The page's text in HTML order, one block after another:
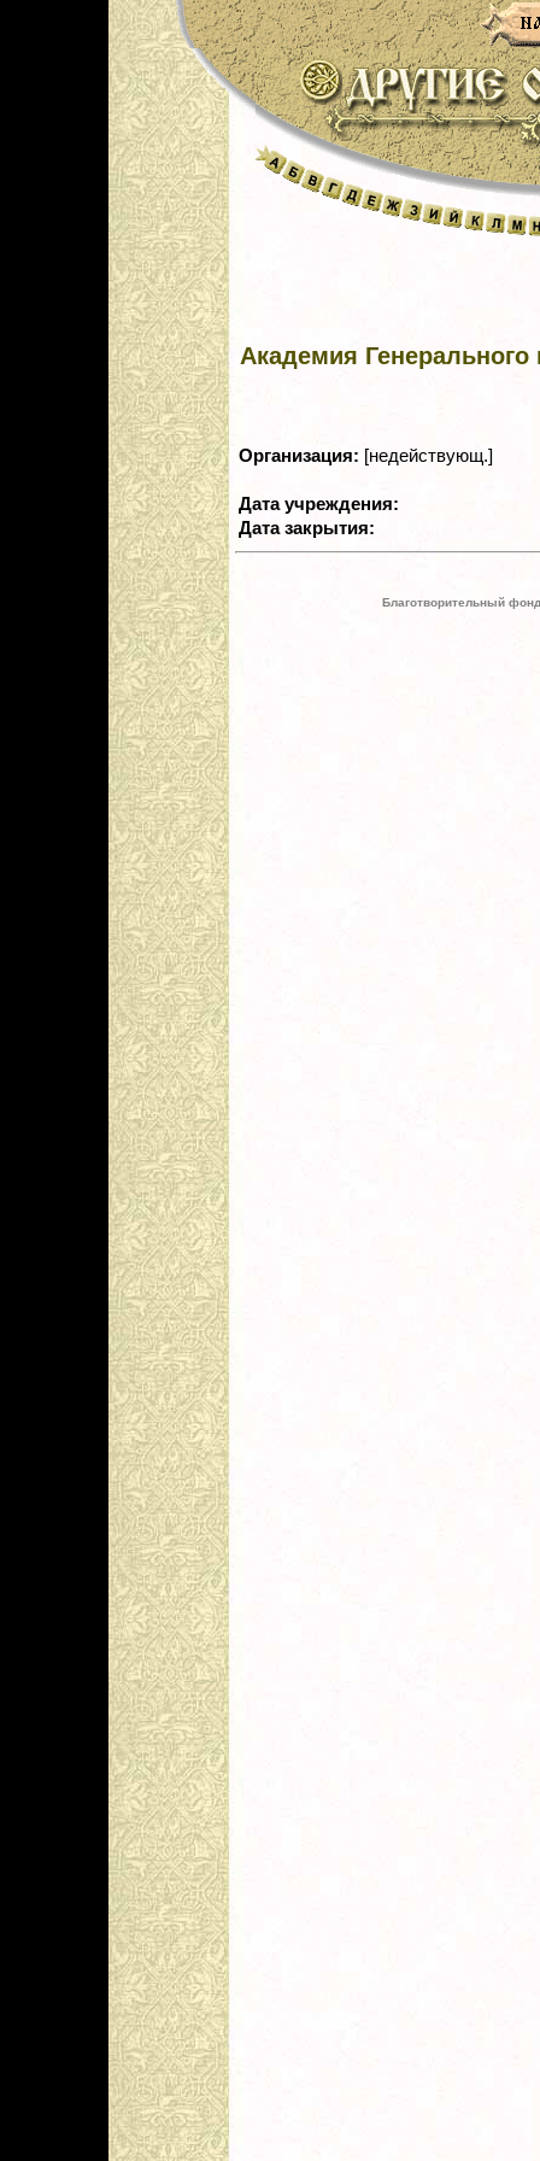
Академия Генерального
Организация: [недействующ.]
Дата учреждения:
Дата закрытия:
Благотворительный